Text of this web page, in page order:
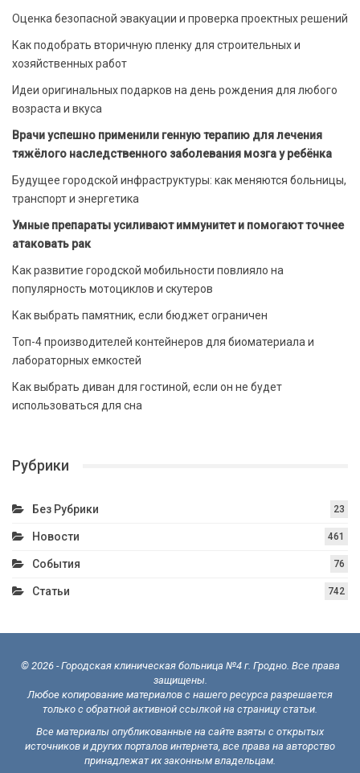
Оценка безопасной эвакуации и проверка проектных решений
Как подобрать вторичную пленку для строительных и
хозяйственных работ
Идеи оригинальных подарков на день рождения для любого
возраста и вкуса
Врачи успешно применили генную терапию для лечения
тяжёлого наследственного заболевания мозга у ребёнка
Будущее городской инфраструктуры: как меняются больницы,
транспорт и энергетика
Умные препараты усиливают иммунитет и помогают точнее
атаковать рак
Как развитие городской мобильности повлияло на
популярность мотоциклов и скутеров
Как выбрать памятник, если бюджет ограничен
Топ-4 производителей контейнеров для биоматериала и
лабораторных емкостей
Как выбрать диван для гостиной, если он не будет
использоваться для сна
Рубрики
Без Рубрики 23
Новости 461
События 76
Статьи 742
© 2026 - Городская клиническая больница №4 г. Гродно. Все права
защищены.
Любое копирование материалов с нашего ресурса разрешается
только с обратной активной ссылкой на страницу статьи.
Все материалы опубликованные на сайте взяты с открытых
источников и других порталов интернета, все права на авторство
принадлежат их законным владельцам.